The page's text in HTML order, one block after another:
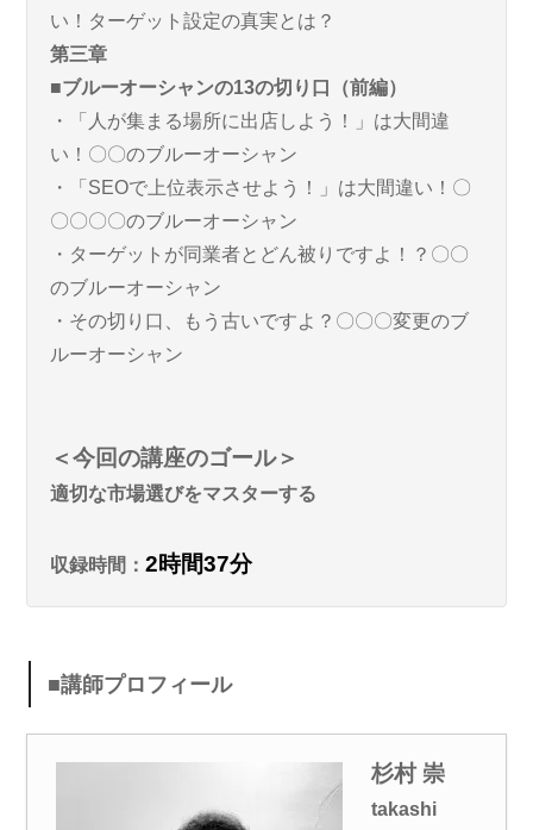
い！ターゲット設定の真実とは？
第三章
■ブルーオーシャンの13の切り口（前編）
・「人が集まる場所に出店しよう！」は大間違
い！〇〇のブルーオーシャン
・「SEOで上位表示させよう！」は大間違い！〇
〇〇〇〇のブルーオーシャン
・ターゲットが同業者とどん被りですよ！？〇〇
のブルーオーシャン
・その切り口、もう古いですよ？〇〇〇変更のブ
ルーオーシャン
＜今回の講座のゴール＞
適切な市場選びをマスターする
収録時間： 2時間37分
■講師プロフィール
杉村 崇
takashi